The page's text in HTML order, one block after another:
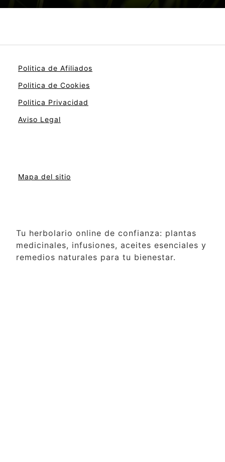
Politica de Afiliados
Politica de Cookies
Politica Privacidad
Aviso Legal
Mapa del sitio
Tu herbolario online de confianza: plantas
medicinales, infusiones, aceites esenciales y
remedios naturales para tu bienestar.